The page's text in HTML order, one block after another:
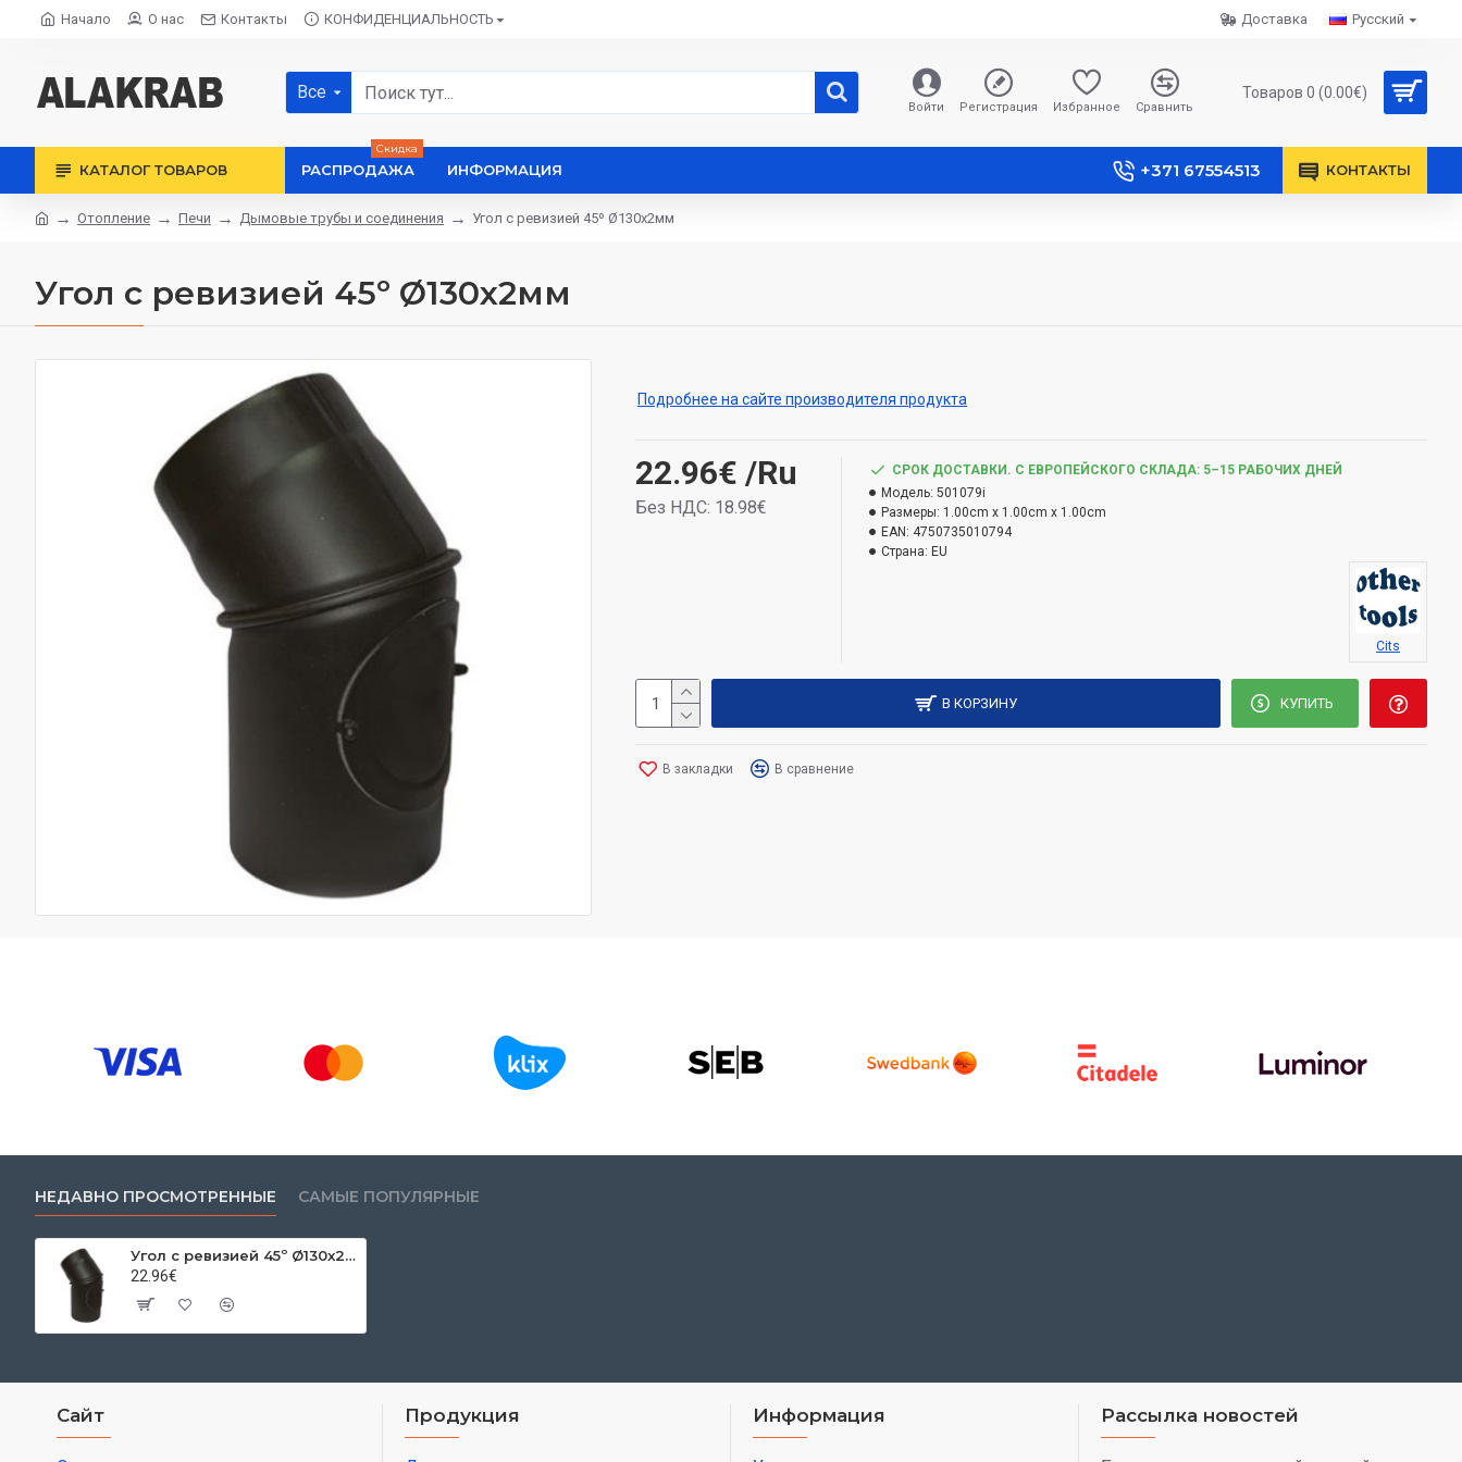
Начало О нас Контакты КОНФИДЕНЦИАЛЬНОСТЬ Русский
Доставка
Все
Войти Регистрация Избранное Сравнить
Товаров 0 (0.00€)
КАТАЛОГ ТОВАРОВ РАСПРОДАЖА
Скидка
ИНФОРМАЦИЯ +371 67554513 КОНТАКТЫ
Отопление Печи Дымовые трубы и соединения Угол с ревизией 45º Ø130x2мм
Угол с ревизией 45º Ø130x2мм
Подробнее на сайте производителя продукта
22.96€ /Ru
Без НДС: 18.98€
СРОК ДОСТАВКИ. С ЕВРОПЕЙСКОГО СКЛАДА: 5–15 РАБОЧИХ ДНЕЙ
Модель: 501079i
Размеры: 1.00cm x 1.00cm x 1.00cm
EAN: 4750735010794
Страна: EU
Cits
В КОРЗИНУ КУПИТЬ
В закладки В сравнение
НЕДАВНО ПРОСМОТРЕННЫЕ САМЫЕ ПОПУЛЯРНЫЕ
Угол с ревизией 45º Ø130x2мм
22.96€
Сайт Продукция Информация Рассылка новостей